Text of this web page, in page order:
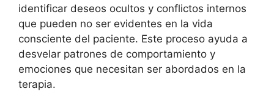
identificar deseos ocultos y conflictos internos
que pueden no ser evidentes en la vida
consciente del paciente. Este proceso ayuda a
desvelar patrones de comportamiento y
emociones que necesitan ser abordados en la
terapia.